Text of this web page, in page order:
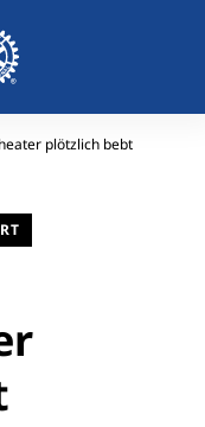
plötzlich bebt